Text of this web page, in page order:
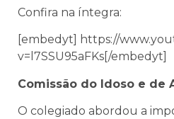
Confira na íntegra:
[embedyt] https://
v=l7SSU95aFKs[/embedyt]
Comissão do Idoso e de
O colegiado abordou a